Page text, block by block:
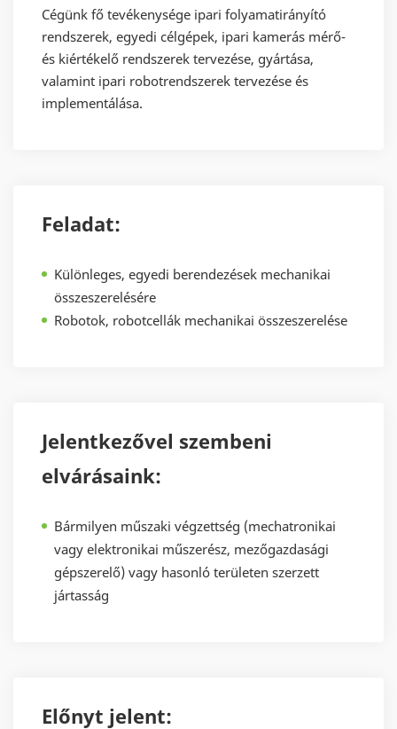
Cégünk fő tevékenysége ipari folyamatirányító
rendszerek, egyedi célgépek, ipari kamerás mérő-
és kiértékelő rendszerek tervezése, gyártása,
valamint ipari robotrendszerek tervezése és
implementálása.
Feladat:
Különleges, egyedi berendezések mechanikai
összeszerelésére
Robotok, robotcellák mechanikai összeszerelése
Jelentkezővel szembeni
elvárásaink:
Bármilyen műszaki végzettség (mechatronikai
vagy elektronikai műszerész, mezőgazdasági
gépszerelő) vagy hasonló területen szerzett
jártasság
Előnyt jelent: